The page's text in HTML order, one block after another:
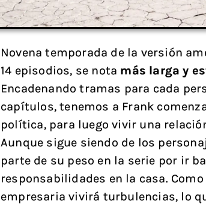
Novena temporada de la versión
14 episodios, se nota más larga y
Encadenando tramas para cada
capítulos, tenemos a Frank
política, para luego vivir una
Aunque sigue siendo de los
parte de su peso en la serie por ir
responsabilidades en la casa.
empresaria vivirá turbulencias, lo